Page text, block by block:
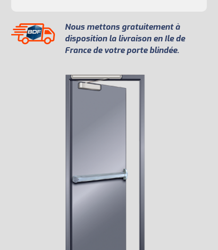
Nous mettons gratuitement à
disposition la livraison en Ile de
France de votre porte blindée.